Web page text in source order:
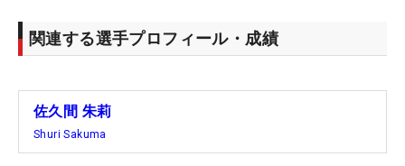
関連する選手プロフィール・成績
佐久間 朱莉
Shuri Sakuma